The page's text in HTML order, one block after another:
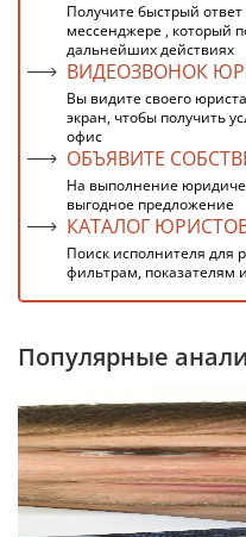
Получите быстрый
мессенджере , который
дальнейших действиях
ВИДЕОЗВОНОК
Вы видите своего
экран, чтобы получить
офис
ОБЪЯВИТЕ
На выполнение
выгодное предложение
КАТАЛОГ
Поиск исполнителя
фильтрам, показателям
Популярные